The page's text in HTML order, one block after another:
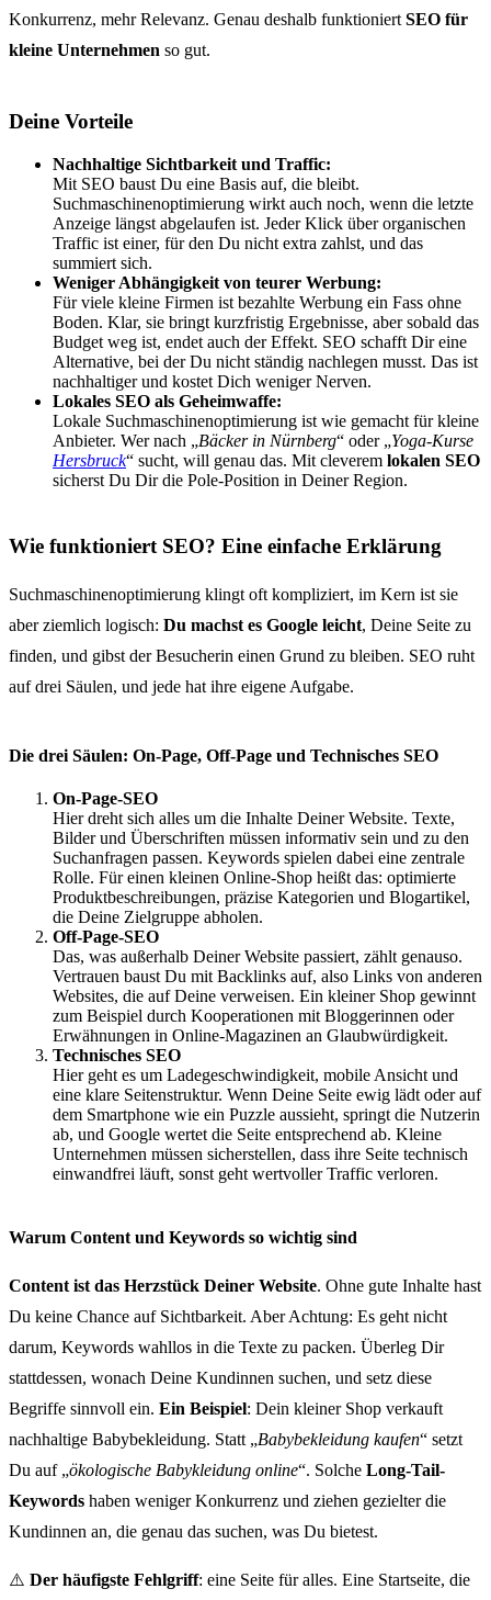
Konkurrenz, mehr Relevanz. Genau deshalb funktioniert SEO für
kleine Unternehmen so gut.
Deine Vorteile
Nachhaltige Sichtbarkeit und Traffic:
Mit SEO baust Du eine Basis auf, die bleibt.
Suchmaschinenoptimierung wirkt auch noch, wenn die letzte
Anzeige längst abgelaufen ist. Jeder Klick über organischen
Traffic ist einer, für den Du nicht extra zahlst, und das
summiert sich.
Weniger Abhängigkeit von teurer Werbung:
Für viele kleine Firmen ist bezahlte Werbung ein Fass ohne
Boden. Klar, sie bringt kurzfristig Ergebnisse, aber sobald das
Budget weg ist, endet auch der Effekt. SEO schafft Dir eine
Alternative, bei der Du nicht ständig nachlegen musst. Das ist
nachhaltiger und kostet Dich weniger Nerven.
Lokales SEO als Geheimwaffe:
Lokale Suchmaschinenoptimierung ist wie gemacht für kleine
Anbieter. Wer nach „Bäcker in Nürnberg“ oder „Yoga-Kurse
Hersbruck“ sucht, will genau das. Mit cleverem lokalen SEO
sicherst Du Dir die Pole-Position in Deiner Region.
Wie funktioniert SEO? Eine einfache Erklärung
Suchmaschinenoptimierung klingt oft kompliziert, im Kern ist sie
aber ziemlich logisch: Du machst es Google leicht, Deine Seite zu
finden, und gibst der Besucherin einen Grund zu bleiben. SEO ruht
auf drei Säulen, und jede hat ihre eigene Aufgabe.
Die drei Säulen: On-Page, Off-Page und Technisches SEO
On-Page-SEO
Hier dreht sich alles um die Inhalte Deiner Website. Texte,
Bilder und Überschriften müssen informativ sein und zu den
Suchanfragen passen. Keywords spielen dabei eine zentrale
Rolle. Für einen kleinen Online-Shop heißt das: optimierte
Produktbeschreibungen, präzise Kategorien und Blogartikel,
die Deine Zielgruppe abholen.
Off-Page-SEO
Das, was außerhalb Deiner Website passiert, zählt genauso.
Vertrauen baust Du mit Backlinks auf, also Links von anderen
Websites, die auf Deine verweisen. Ein kleiner Shop gewinnt
zum Beispiel durch Kooperationen mit Bloggerinnen oder
Erwähnungen in Online-Magazinen an Glaubwürdigkeit.
Technisches SEO
Hier geht es um Ladegeschwindigkeit, mobile Ansicht und
eine klare Seitenstruktur. Wenn Deine Seite ewig lädt oder auf
dem Smartphone wie ein Puzzle aussieht, springt die Nutzerin
ab, und Google wertet die Seite entsprechend ab. Kleine
Unternehmen müssen sicherstellen, dass ihre Seite technisch
einwandfrei läuft, sonst geht wertvoller Traffic verloren.
Warum Content und Keywords so wichtig sind
Content ist das Herzstück Deiner Website. Ohne gute Inhalte hast
Du keine Chance auf Sichtbarkeit. Aber Achtung: Es geht nicht
darum, Keywords wahllos in die Texte zu packen. Überleg Dir
stattdessen, wonach Deine Kundinnen suchen, und setz diese
Begriffe sinnvoll ein. Ein Beispiel: Dein kleiner Shop verkauft
nachhaltige Babybekleidung. Statt „Babybekleidung kaufen“ setzt
Du auf „ökologische Babykleidung online“. Solche Long-Tail-
Keywords haben weniger Konkurrenz und ziehen gezielter die
Kundinnen an, die genau das suchen, was Du bietest.
⚠️ Der häufigste Fehlgriff: eine Seite für alles. Eine Startseite, die